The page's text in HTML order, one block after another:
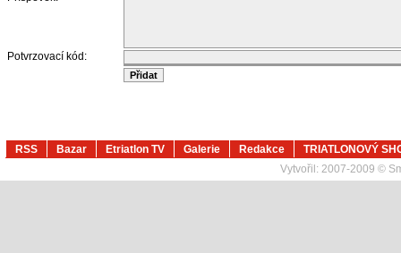
Potvrzovací kód:
RSS Bazar Etriatlon TV Galerie Redakce
TRIATLONOVÝ
Vytvořil: 2007-2009 ©